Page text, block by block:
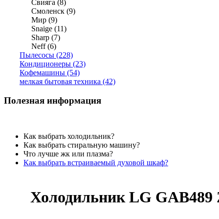
Свияга (8)
Смоленск (9)
Мир (9)
Snaige (11)
Sharp (7)
Neff (6)
Пылесосы (228)
Кондиционеры (23)
Кофемашины (54)
мелкая бытовая техника (42)
Полезная информация
Как выбрать холодильник?
Как выбрать стиральную машину?
Что лучше жк или плазма?
Как выбрать встраиваемый духовой шкаф?
Холодильник LG